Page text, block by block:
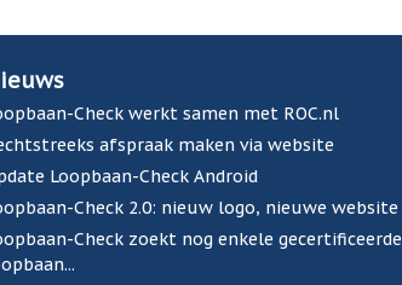
Check werkt samen met ROC.nl
afspraak maken via website
Loopbaan-Check Android
Check 2.0: nieuw logo, nieuwe website
Check zoekt nog enkele gecertificeerde